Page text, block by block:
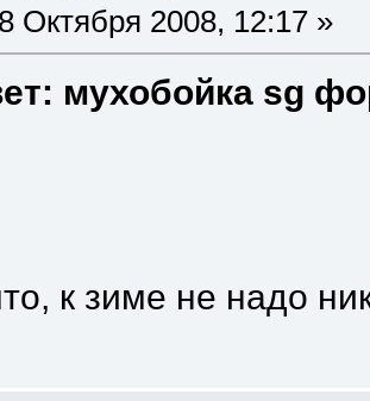
Октября 2008, 12:17 »
мухобойка sg
к зиме не надо